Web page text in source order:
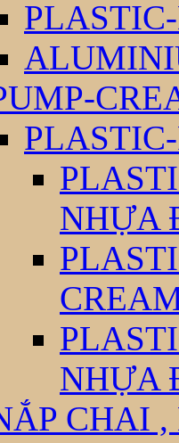
NHỰA
NHỰA
CHAI ,